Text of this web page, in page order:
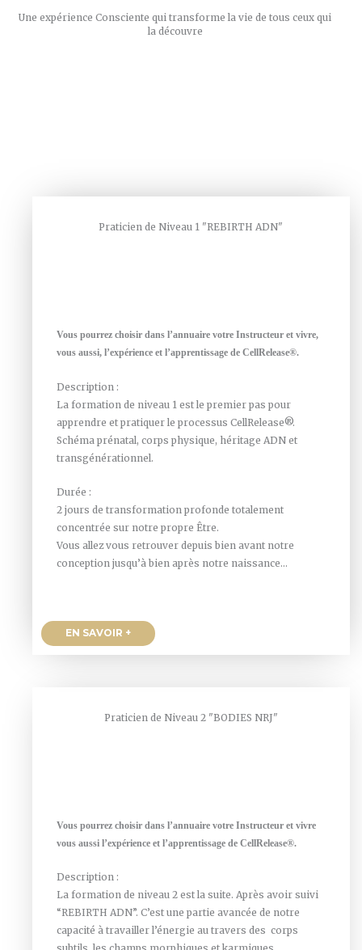
Une expérience Consciente qui transforme la vie de tous ceux qui
la découvre
Praticien de Niveau 1 "REBIRTH ADN"
Vous pourrez choisir dans l’annuaire votre Instructeur et vivre,
vous aussi, l’expérience et l’apprentissage de CellRelease®.
Description :
La formation de niveau 1 est le premier pas pour
apprendre et pratiquer le processus CellRelease®.
Schéma prénatal, corps physique, héritage ADN et
transgénérationnel.
Durée :
2 jours de transformation profonde totalement
concentrée sur notre propre Être.
Vous allez vous retrouver depuis bien avant notre
conception jusqu’à bien après notre naissance…
EN SAVOIR +
Praticien de Niveau 2 "BODIES NRJ"
Vous pourrez choisir dans l’annuaire votre Instructeur et vivre
vous aussi l’expérience et l’apprentissage de CellRelease®.
Description :
La formation de niveau 2 est la suite. Après avoir suivi
“REBIRTH ADN”. C’est une partie avancée de notre
capacité à travailler l’énergie au travers des corps